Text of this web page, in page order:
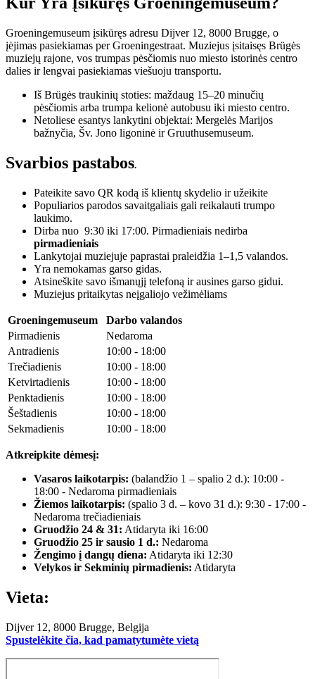
Groeningemuseum įsikūręs adresu Dijver 12, 8000 Brugge, o
įėjimas pasiekiamas per Groeningestraat. Muziejus įsitaisęs Brügės
muziejų rajone, vos trumpas pėsčiomis nuo miesto istorinės centro
dalies ir lengvai pasiekiamas viešuoju transportu.
Iš Brügės traukinių stoties: maždaug 15–20 minučių
pėsčiomis arba trumpa kelionė autobusu iki miesto centro.
Netoliese esantys lankytini objektai: Mergelės Marijos
bažnyčia, Šv. Jono ligoninė ir Gruuthusemuseum.
Svarbios pastabos.
Pateikite savo QR kodą iš klientų skydelio ir užeikite
Populiarios parodos savaitgaliais gali reikalauti trumpo
laukimo.
Dirba nuo 9:30 iki 17:00. Pirmadieniais nedirba
pirmadieniais
Lankytojai muziejuje paprastai praleidžia 1–1,5 valandos.
Yra nemokamas garso gidas.
Atsineškite savo išmanųjį telefoną ir ausines garso gidui.
Muziejus pritaikytas neįgaliojo vežimėliams
Groeningemuseum
Darbo valandos
Pirmadienis
Nedaroma
Antradienis
10:00 - 18:00
Trečiadienis
10:00 - 18:00
Ketvirtadienis
10:00 - 18:00
Penktadienis
10:00 - 18:00
Šeštadienis
10:00 - 18:00
Sekmadienis
10:00 - 18:00
Atkreipkite dėmesį:
Vasaros laikotarpis: (balandžio 1 – spalio 2 d.): 10:00 -
18:00 - Nedaroma pirmadieniais
Žiemos laikotarpis: (spalio 3 d. – kovo 31 d.): 9:30 - 17:00 -
Nedaroma trečiadieniais
Gruodžio 24 & 31: Atidaryta iki 16:00
Gruodžio 25 ir sausio 1 d.: Nedaroma
Žengimo į dangų diena: Atidaryta iki 12:30
Velykos ir Sekminių pirmadienis: Atidaryta
Vieta:
Dijver 12, 8000 Brugge, Belgija
Spustelėkite čia, kad pamatytumėte vietą